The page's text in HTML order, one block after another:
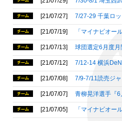
[21/07/27] 7/27-29 千葉ロ
[21/07/19] 「マイナビオー
[21/07/13] 球団選定6月度
[21/07/12] 7/12-14 横浜
[21/07/08] 7/9-7/11読売ジ
[21/07/07] 青柳晃洋選手『
[21/07/05] 「マイナビオー